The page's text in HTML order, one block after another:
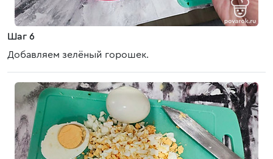
Шаг 6
Добавляем зелёный горошек.